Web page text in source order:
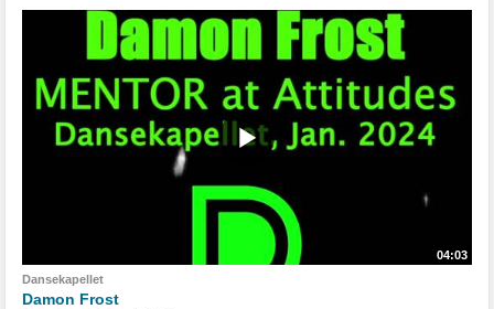
04:03
Dansekapellet
Damon Frost